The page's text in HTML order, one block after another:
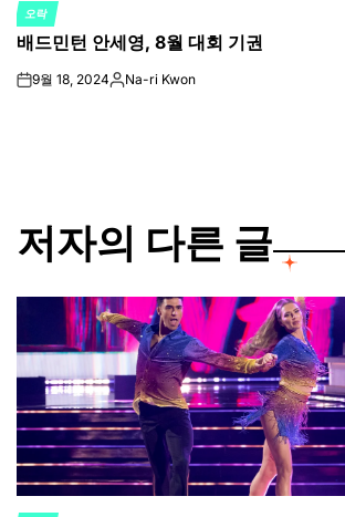
POSTED
IN
오락
배드민턴 안세영, 8월 대회 기권
on9월 18, 2024Posted
Na-ri Kwon
저자의 다른 글